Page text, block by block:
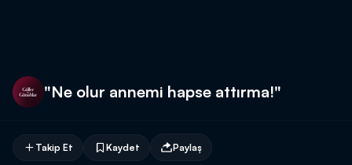
"Ne olur annemi hapse attırma!"
Takip Et Kaydet Paylaş